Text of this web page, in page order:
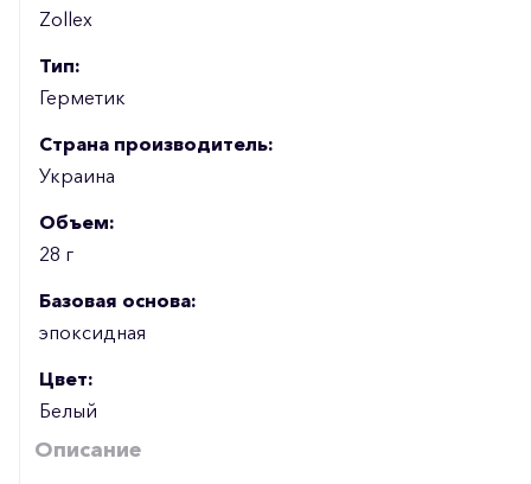
Zollex
Тип:
Герметик
Страна производитель:
Украина
Объем:
28 г
Базовая основа:
эпоксидная
Цвет:
Белый
Описание